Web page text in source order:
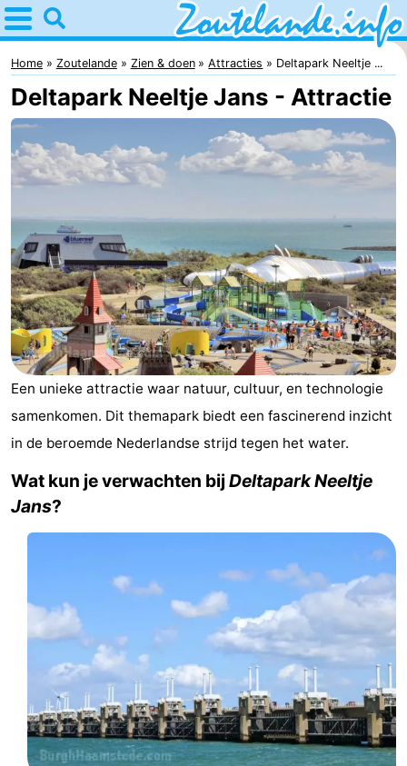
Home
Zoutelande
Tips
Voor
kinderen
Webcam
Webcam
Langstraat
Webcam
Strand
Overnachten
Appartementen
Bed
breakfasts)
Hotels
Vakantiehuizen
Zien
doen
Bezienswaardigheden
Musea
Home Zoutelande Zien & doen Attracties Deltapark Neeltje ...
Deltapark Neeltje Jans - Attractie
Een unieke attractie waar natuur, cultuur, en technologie
samenkomen. Dit themapark biedt een fascinerend inzicht
in de beroemde Nederlandse strijd tegen het water.
Wat kun je verwachten bij Deltapark Neeltje
Jans?